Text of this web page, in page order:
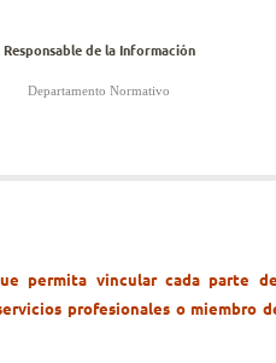
Responsable de la Información
Departamento Normativo
permita vincular cada parte
profesionales o miembro